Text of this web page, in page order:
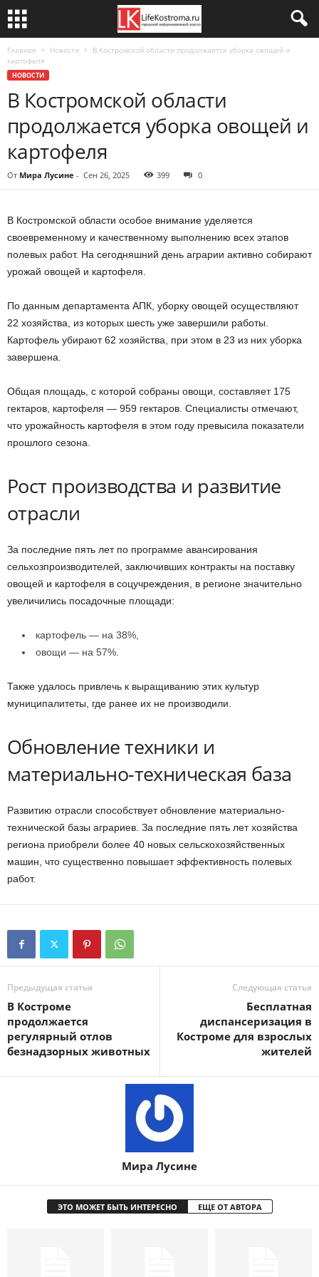
Главная Новости
В Костромской области продолжается уборка овощей и
картофеля
НОВОСТИ
В Костромской области
продолжается уборка овощей и
картофеля
От Мира Лусине - Сен 26, 2025 399 0
В Костромской области особое внимание уделяется
своевременному и качественному выполнению всех этапов
полевых работ. На сегодняшний день аграрии активно собирают
урожай овощей и картофеля.
По данным департамента АПК, уборку овощей осуществляют
22 хозяйства, из которых шесть уже завершили работы.
Картофель убирают 62 хозяйства, при этом в 23 из них уборка
завершена.
Общая площадь, с которой собраны овощи, составляет 175
гектаров, картофеля — 959 гектаров. Специалисты отмечают,
что урожайность картофеля в этом году превысила показатели
прошлого сезона.
Рост производства и развитие
отрасли
За последние пять лет по программе авансирования
сельхозпроизводителей, заключивших контракты на поставку
овощей и картофеля в соцучреждения, в регионе значительно
увеличились посадочные площади:
картофель — на 38%,
овощи — на 57%.
Также удалось привлечь к выращиванию этих культур
муниципалитеты, где ранее их не производили.
Обновление техники и
материально-техническая база
Развитию отрасли способствует обновление материально-
технической базы аграриев. За последние пять лет хозяйства
региона приобрели более 40 новых сельскохозяйственных
машин, что существенно повышает эффективность полевых
работ.
Предыдущая статья
В Костроме
продолжается
регулярный отлов
безнадзорных животных
Следующая статья
Бесплатная
диспансеризация в
Костроме для взрослых
жителей
Мира Лусине
ЭТО МОЖЕТ БЫТЬ ИНТЕРЕСНО ЕЩЕ ОТ АВТОРА